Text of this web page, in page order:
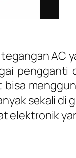
AC
pengganti
sekali di
elektronik